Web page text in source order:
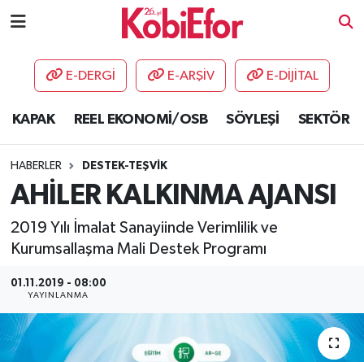
E-DERGİ E-ARŞİV E-DİJİTAL
KAPAK REEL EKONOMİ/OSB SÖYLEŞİ SEKTÖR
HABERLER DESTEK-TEŞVİK
AHİLER KALKINMA AJANSI
2019 Yılı İmalat Sanayiinde Verimlilik ve
Kurumsallaşma Mali Destek Programı
01.11.2019 - 08:00
YAYINLANMA
AKADEMİ
DESTEK-TEŞVİK
ETKİNLİK
GÜNCEL
KAPAK
OSB